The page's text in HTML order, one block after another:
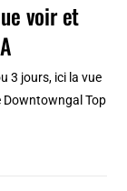
voir et
3 jours, ici la vue
Downtowngal Top